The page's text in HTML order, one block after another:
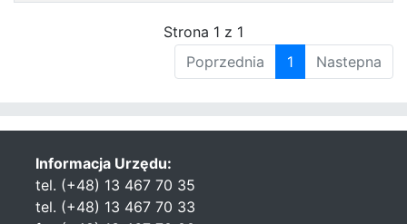
Strona 1 z 1
Poprzednia
1 Nastepna
Informacja Urzędu:
tel. (+48) 13 467 70 35
tel. (+48) 13 467 70 33